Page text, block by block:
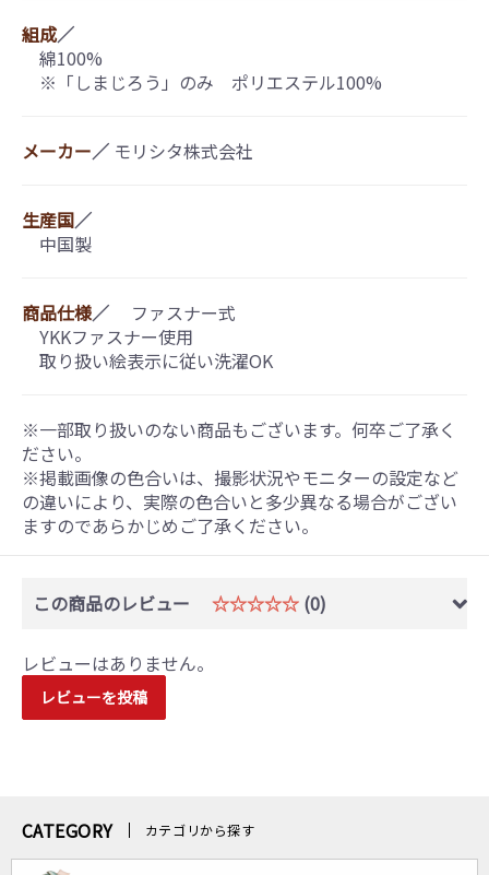
組成／
綿100%
※「しまじろう」のみ ポリエステル100%
メーカー／ モリシタ株式会社
生産国／
中国製
商品仕様／ ファスナー式
YKKファスナー使用
取り扱い絵表示に従い洗濯OK
※一部取り扱いのない商品もございます。何卒ご了承く
ださい。
※掲載画像の色合いは、撮影状況やモニターの設定など
の違いにより、実際の色合いと多少異なる場合がござい
ますのであらかじめご了承ください。
この商品のレビュー ☆☆☆☆☆ (0)
レビューはありません。
レビューを投稿
CATEGORY カテゴリから探す